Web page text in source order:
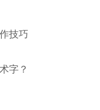
技巧
字？